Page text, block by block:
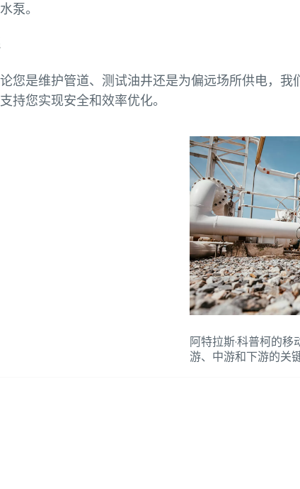
泵。
您是维护管道、测试油井还是为偏远场所供电，我
持您实现安全和效率优化。
阿特拉斯·科普柯的
游、中游和下游的关